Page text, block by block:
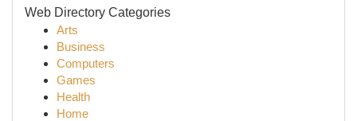
Web Directory Categories
Arts
Business
Computers
Games
Health
Home